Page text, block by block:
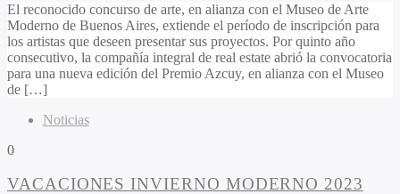
El reconocido concurso de arte, en alianza con el Museo de Arte
Moderno de Buenos Aires, extiende el período de inscripción para
los artistas que deseen presentar sus proyectos. Por quinto año
consecutivo, la compañía integral de real estate abrió la convocatoria
para una nueva edición del Premio Azcuy, en alianza con el Museo
de […]
Noticias
0
VACACIONES INVIERNO MODERNO 2023